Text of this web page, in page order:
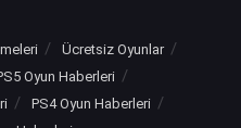
Ücretsiz Oyunlar
Oyun Haberleri
PS4 Oyun Haberleri